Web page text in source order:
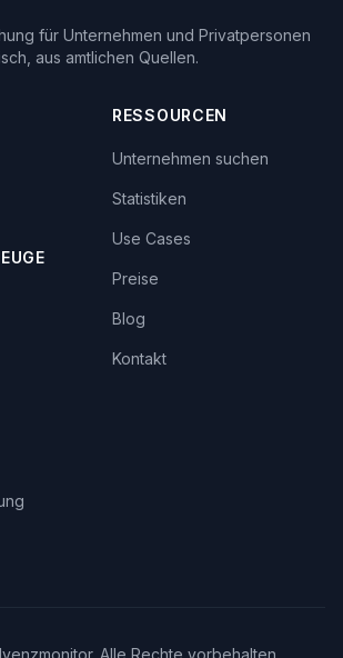
für Unternehmen und Privatpersonen
aus amtlichen Quellen.
RESSOURCEN
Unternehmen suchen
Statistiken
Use Cases
Preise
Blog
Kontakt
Alle Rechte vorbehalten.